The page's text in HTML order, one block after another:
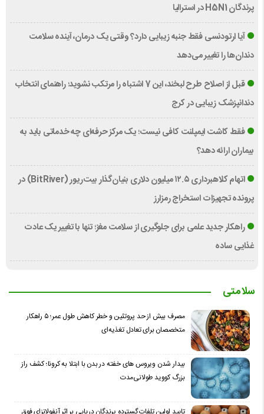
پرندگان H5N1 در استرالیا
آیا ارتودنسی فقط جنبه زیبایی دارد؟ وقتی یک درمان، آینده سلامت
دندان‌ها را تغییر می‌دهد
قبل از اصلاح طرح لبخند، این 7 اشتباه را مرتکب نشوید؛ راهنمای انتخاب
دندانپزشک زیبایی در کرج
فقط کاشت ایمپلنت کافی نیست؛ یک مرکز حرفه‌ای چه خدماتی باید به
بیماران ارائه دهد؟
اتهام کلاهبرداری ۱۲.۵ میلیون دلاری بنیان‌گذار بیت‌ریور (BitRiver) در
پرونده تجهیزات استخراج رمزارز
راهکار جدید علمی برای جلوگیری از سلامت مغز؛ تنها با تغییر یک عادت
غذایی ساده
سلامتی
مصرف بیش از حد پروتئین و خطر کاهش طول عمر؛ ۵ راهکار
متخصصان برای تعادل تغذیه‌ای
بیدار شدن ویروس‌ های خفته در بدن با ابتلا به کرونا؛ کشف راز
بزرگ کووید طولانی‌مدت
تایید اولین تلفات گسترده پرندگان دریایی بر اثر آنفولانزای فوق